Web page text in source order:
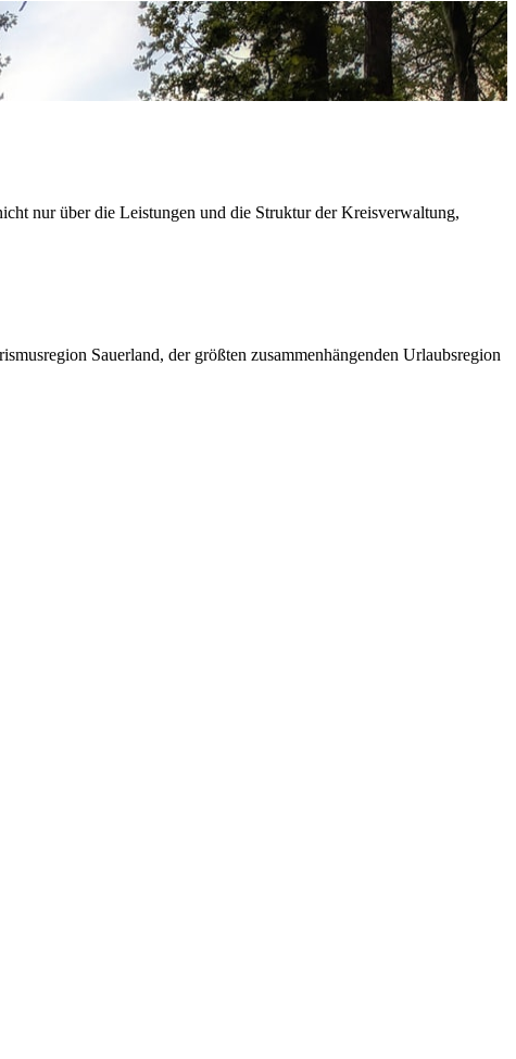
nur über die Leistungen und die Struktur der Kreisverwaltung,
Sauerland, der größten zusammenhängenden Urlaubsregion